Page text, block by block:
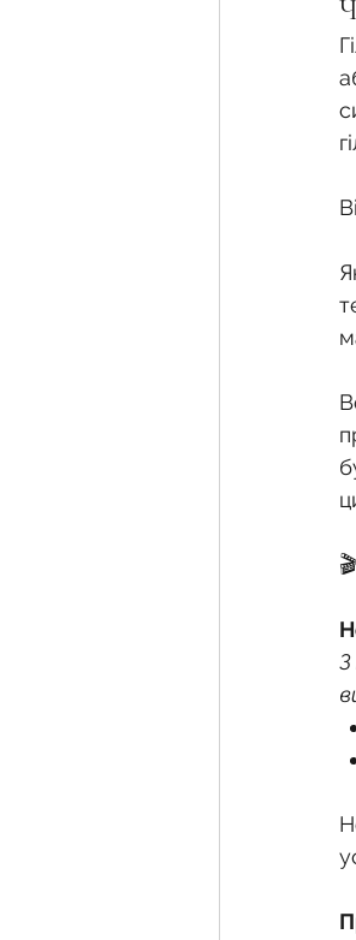
🎬
З